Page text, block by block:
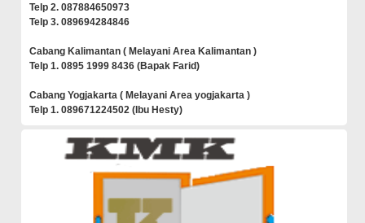
Telp 2. 087884650973
Telp 3. 089694284846
Cabang Kalimantan ( Melayani Area Kalimantan )
Telp 1. 0895 1999 8436 (Bapak Farid)
Cabang Yogjakarta ( Melayani Area yogjakarta )
Telp 1. 089671224502 (Ibu Hesty)